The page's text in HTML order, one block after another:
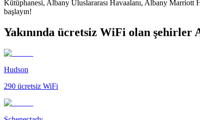
Kütüphanesi, Albany Uluslararası Havaalanı, Albany Marriott
başlayın!
Yakınında ücretsiz WiFi olan şehirler
Hudson
290 ücretsiz WiFi